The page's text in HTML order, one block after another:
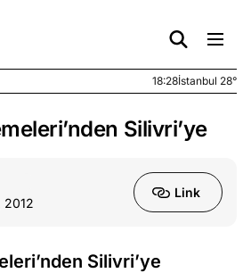
18:28İstanbul 28°
Silivri’ye
2012
Link
Silivri’ye